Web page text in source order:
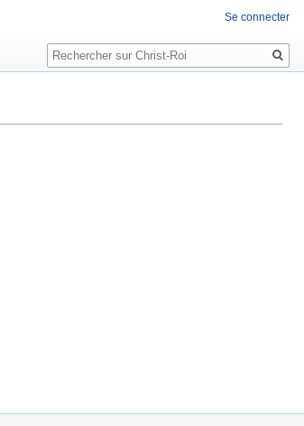
Se connecter
Rechercher